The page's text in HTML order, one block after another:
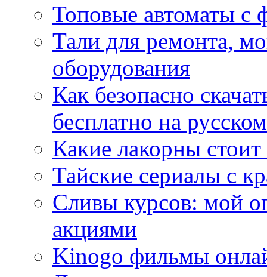
Топовые автоматы с
Тали для ремонта,
оборудования
Как безопасно
бесплатно на
Какие лакорны
Тайские сериалы с
Сливы курсов: мой
акциями
Kinogo фильмы